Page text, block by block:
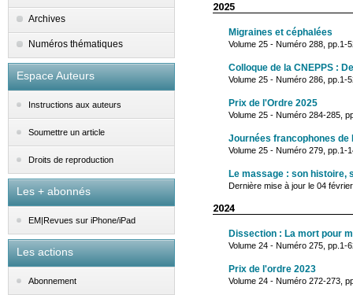
Archives
Numéros thématiques
Espace Auteurs
Instructions aux auteurs
Soumettre un article
Droits de reproduction
Les + abonnés
EM|Revues sur iPhone/iPad
Les actions
Abonnement
2025
Migraines et céphalées
Volume 25 - Numéro 288, pp.1-
Colloque de la CNEPPS :
Volume 25 - Numéro 286, pp.1-
Prix de l'Ordre 2025
Volume 25 - Numéro 284-285,
Journées francophones de
Volume 25 - Numéro 279, pp.1-
Le massage : son histoire,
Dernière mise à jour le 04
2024
Dissection : La mort pour
Volume 24 - Numéro 275, pp.1-
Prix de l'ordre 2023
Volume 24 - Numéro 272-273,